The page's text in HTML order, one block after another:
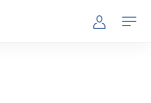
Mijn NS
Openen